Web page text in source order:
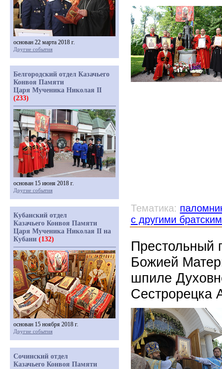
Тематика:
с другими
Престольный
Божией
шпиле
Сестрорецка
основан 22 марта 2018 г.
Другие события
Белгородский отдел Казачьего
Конвоя Памяти
Царя Мученика Николая II
(233)
основан 15 июня 2018 г.
Другие события
Кубанский отдел
Казачьего Конвоя Памяти
Царя Мученика Николая II на
Кубани (132)
основан 15 ноября 2018 г.
Другие события
Сочинский отдел
Казачьего Конвоя Памяти